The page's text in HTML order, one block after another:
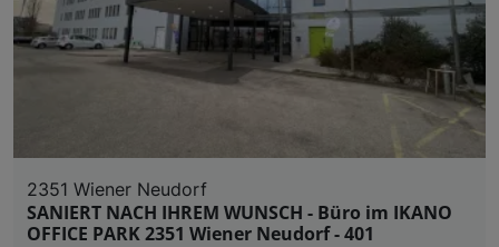
2351 Wiener Neudorf
SANIERT NACH IHREM WUNSCH - Büro im IKANO
OFFICE PARK 2351 Wiener Neudorf - 401